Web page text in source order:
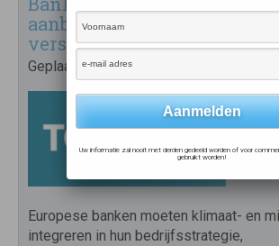
aanbevelingen volgen in
verslaggeving over
Geplaatst op29 mei 2020
Europese banken moeten klimaat- en
integreren in hun bedrijfsstrategie,
Uw informatie zal nooit met derden gedeeld worden of voor
gebruikt worden!